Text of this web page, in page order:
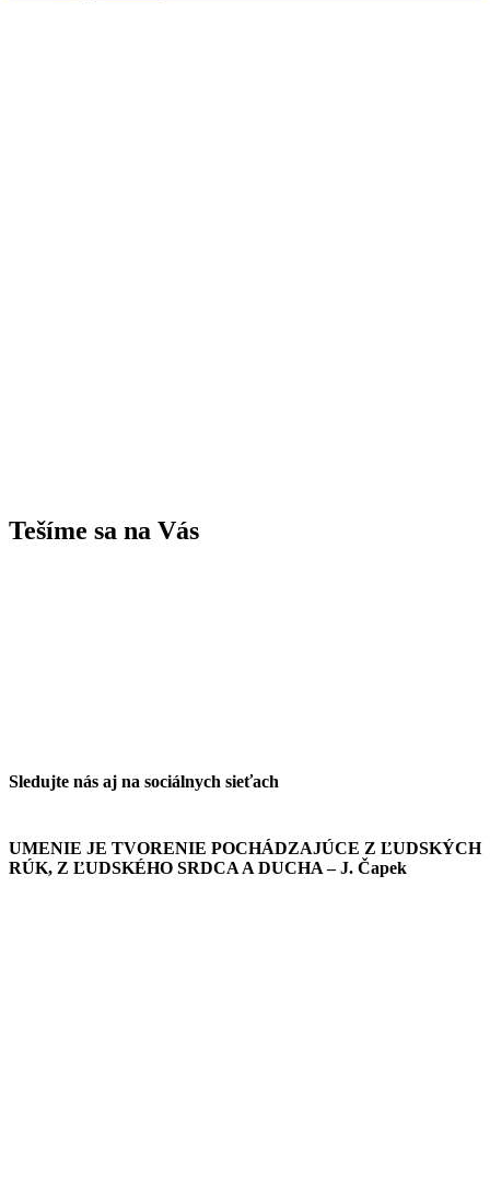
Tešíme sa na Vás
Sledujte nás aj na sociálnych sieťach
UMENIE JE TVORENIE POCHÁDZAJÚCE Z ĽUDSKÝCH
RÚK, Z ĽUDSKÉHO SRDCA A DUCHA – J. Čapek